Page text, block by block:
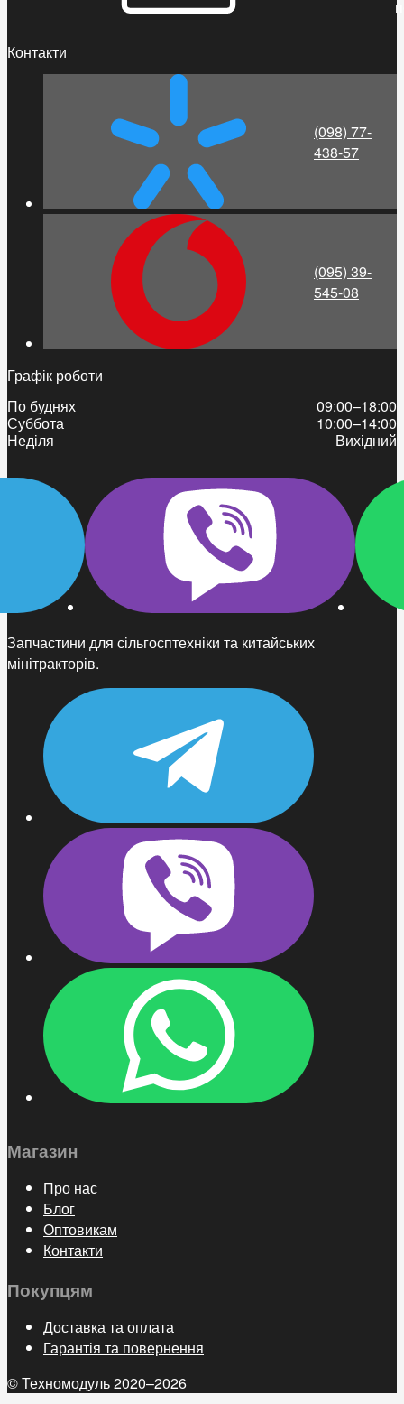
Запчастини для сільгосптехніки та китайських
мінітракторів.
Магазин
Про нас
Блог
Оптовикам
Контакти
Покупцям
Доставка та оплата
Гарантія та повернення
© Техномодуль 2020–2026
Контакти
(098) 77-
438-57
(095) 39-
545-08
Графік роботи
По буднях
09:00–18:00
Суббота
10:00–14:00
Неділя
Вихідний